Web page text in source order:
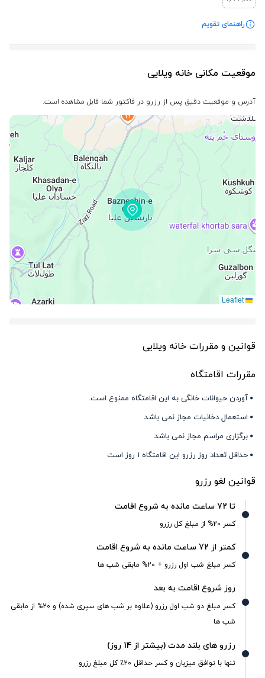
راهنمای تقویم
موقعیت مکانی خانه ویلایی
آدرس و موقعیت دقیق پس از رزرو در فاکتور شما قابل مشاهده است.
قوانین و مقررات خانه ویلایی
مقررات اقامتگاه
آوردن حیوانات خانگی به این اقامتگاه ممنوع است.
استعمال دخانیات مجاز نمی باشد
برگزاری مراسم مجاز نمی باشد
حداقل تعداد روز رزرو این اقامتگاه 1 روز است
قوانین لغو رزرو
تا 72 ساعت مانده به شروع اقامت
کسر 20% از مبلغ کل رزرو
کمتر از 72 ساعت مانده به شروع اقامت
کسر مبلغ شب اول رزرو + 20% مابقی شب ها
روز شروع اقامت به بعد
کسر مبلغ دو شب اول رزرو (علاوه بر شب های سپری شده) و 20% از مابقی
شب ها
رزرو های بلند مدت (بیشتر از 14 روز)
تنها با توافق میزبان و کسر حداقل ۲۰٪ کل مبلغ رزرو